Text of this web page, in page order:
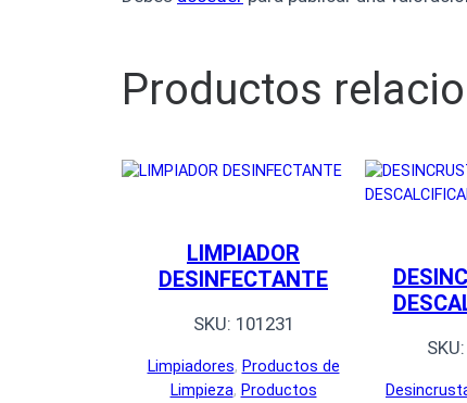
Productos
LIMPIADOR
DESINFECTANTE
SKU: 101231
Limpiadores, Productos de
Limpieza, Productos
SKU: